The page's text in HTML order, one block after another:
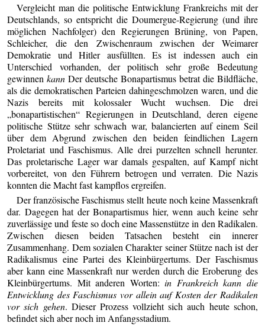
Vergleicht man die politische Entwicklung Frankreichs mit der
Deutschlands, so entspricht die Doumergue-Regierung (und ihre
möglichen Nachfolger) den Regierungen Brüning, von Papen,
Schleicher, die den Zwischenraum zwischen der Weimarer
Demokratie und Hitler ausfüllten. Es ist indessen auch ein
Unterschied vorhanden, der politisch sehr große Bedeutung
gewinnenkann Der deutsche Bonapartismus betrat die Bildfläche,
als die demokratischen Parteien dahingeschmolzen waren, und die
Nazis bereits mit kolossaler Wucht wuchsen. Die drei
„bonapartistischen“ Regierungen in Deutschland, deren eigene
politische Stütze sehr schwach war, balancierten auf einem Seil
über dem Abgrund zwischen den beiden feindlichen Lagern
Proletariat und Faschismus. Alle drei purzelten schnell herunter.
Das proletarische Lager war damals gespalten, auf Kampf nicht
vorbereitet, von den Führern betrogen und verraten. Die Nazis
konnten die Macht fast kampflos ergreifen.
Der französische Faschismus stellt heute noch keine Massenkraft
dar. Dagegen hat der Bonapartismus hier, wenn auch keine sehr
zuverlässige und feste so doch eine Massenstütze in den Radikalen.
Zwischen diesen beiden Tatsachen besteht ein innerer
Zusammenhang. Dem sozialen Charakter seiner Stütze nach ist der
Radikalismus eine Partei des Kleinbürgertums. Der Faschismus
aber kann eine Massenkraft nur werden durch die Eroberung des
Kleinbürgertums. Mit anderen Worten:in Frankreich kann die
Entwicklung des Faschismus vor allein auf Kosten der Radikalen
vor sich gehen. Dieser Prozess vollzieht sich auch heute schon,
befindet sich aber noch im Anfangsstadium.